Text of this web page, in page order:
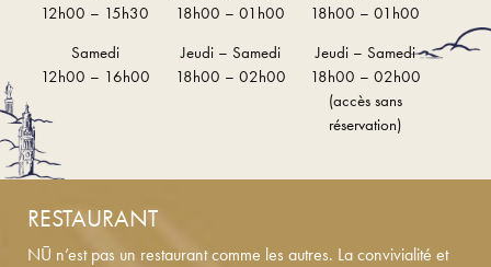
12h00 – 15h30
Samedi
12h00 – 16h00
18h00 – 01h00
Jeudi – Samedi
18h00 – 02h00
18h00 – 01h00
Jeudi – Samedi
18h00 – 02h00
(accès sans
réservation)
RESTAURANT
NŪ n’est pas un restaurant comme les autres. La convivialité et